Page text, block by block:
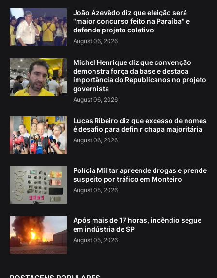
João Azevêdo diz que eleição será
"maior concurso feito na Paraíba" e
defende projeto coletivo
August 06, 2026
Michel Henrique diz que convenção
demonstra força da base e destaca
importância do Republicanos no projeto
governista
August 06, 2026
Lucas Ribeiro diz que excesso de nomes
é desafio para definir chapa majoritária
August 06, 2026
Polícia Militar apreende drogas e prende
suspeito por tráfico em Monteiro
August 05, 2026
Após mais de 17 horas, incêndio segue
em indústria de SP
August 05, 2026